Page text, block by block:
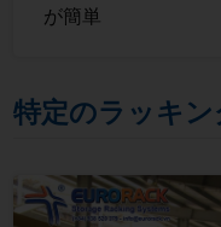
が簡単
特定のラッキン